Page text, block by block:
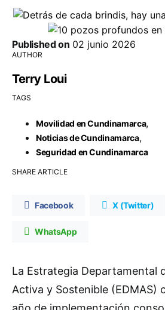
Published on 02 junio 2026
AUTHOR
Terry Loui
TAGS
Movilidad en Cundinamarca,
Noticias de Cundinamarca,
Seguridad en Cundinamarca
SHARE ARTICLE
Facebook X (Twitter)
WhatsApp
La Estrategia Departamental
Activa y Sostenible (EDMAS)